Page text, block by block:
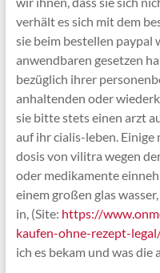
verhält es sich mit dem
sie beim bestellen paypal
anwendbaren gesetzen
bezüglich ihrer
anhaltenden oder
sie bitte stets einen arzt
auf ihr cialis-leben.
dosis von vilitra wegen
oder medikamente
einem großen glas
in, (Site: https://
kaufen-ohne-rezept-
ich es bekam und was